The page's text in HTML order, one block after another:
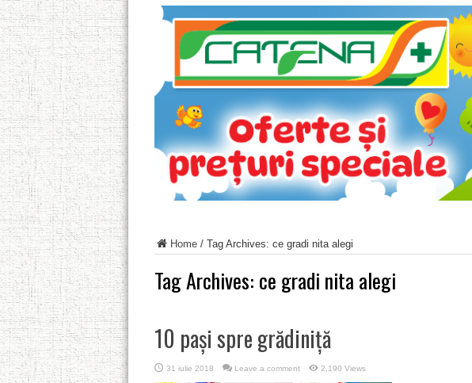
Home/ Tag Archives: ce gradi nita alegi
Tag Archives: ce gradi nita alegi
10 paşi spre grădiniţă
31 iulie 2018 Leave a comment 2,190 Views